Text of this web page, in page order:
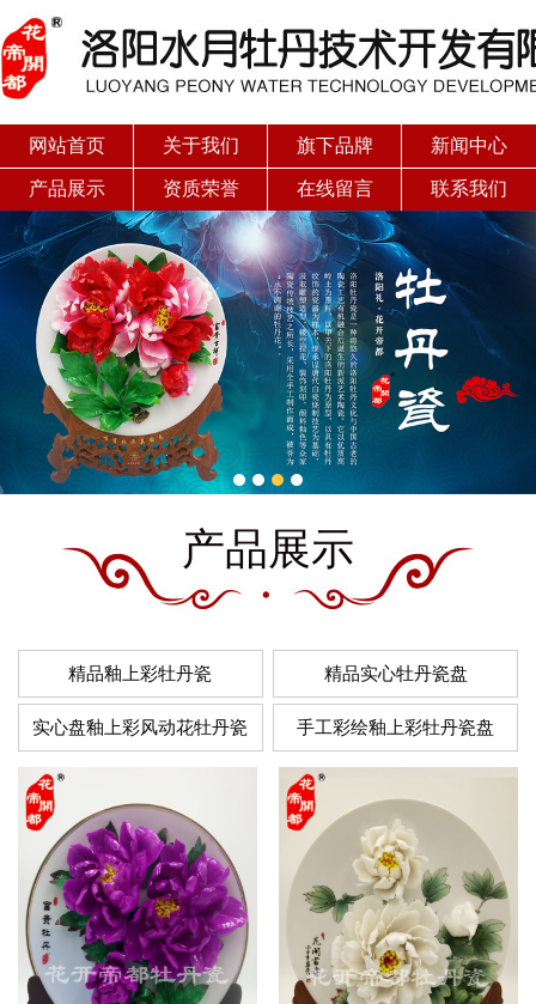
网站首页 关于我们 旗下品牌 新闻中心
产品展示 资质荣誉 在线留言 联系我们
产品展示
精品釉上彩牡丹瓷 精品实心牡丹瓷盘
实心盘釉上彩风动花牡丹瓷 手工彩绘釉上彩牡丹瓷盘